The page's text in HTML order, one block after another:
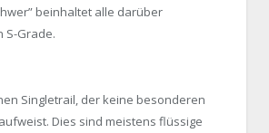
beinhaltet alle darüber
S-Grade.
Singletrail, der keine besonderen
Dies sind meistens flüssige